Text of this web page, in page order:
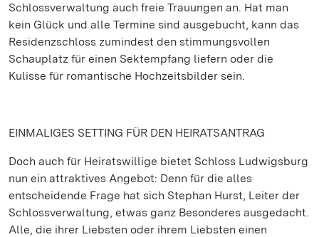
Schlossverwaltung auch freie Trauungen an. Hat man
kein Glück und alle Termine sind ausgebucht, kann das
Residenzschloss zumindest den stimmungsvollen
Schauplatz für einen Sektempfang liefern oder die
Kulisse für romantische Hochzeitsbilder sein.
EINMALIGES SETTING FÜR DEN HEIRATSANTRAG
Doch auch für Heiratswillige bietet Schloss Ludwigsburg
nun ein attraktives Angebot: Denn für die alles
entscheidende Frage hat sich Stephan Hurst, Leiter der
Schlossverwaltung, etwas ganz Besonderes ausgedacht.
Alle, die ihrer Liebsten oder ihrem Liebsten einen